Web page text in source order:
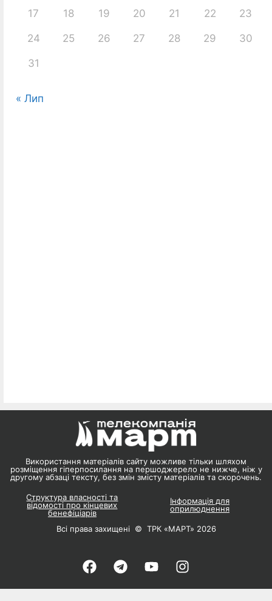
17 18 19 20 21 22 23
24 25 26 27 28 29 30
31
« Лип
Використання матеріалів сайту можливе тільки шляхом
розміщення гіперпосилання на першоджерело не нижче, ніж у
другому абзаці тексту, без змін змісту матеріалів та скорочень.
Структура власності та
відомості про кінцевих
бенефіціарів
Інформація для
оприлюднення
Всі права захищені © ТРК «МАРТ» 2026